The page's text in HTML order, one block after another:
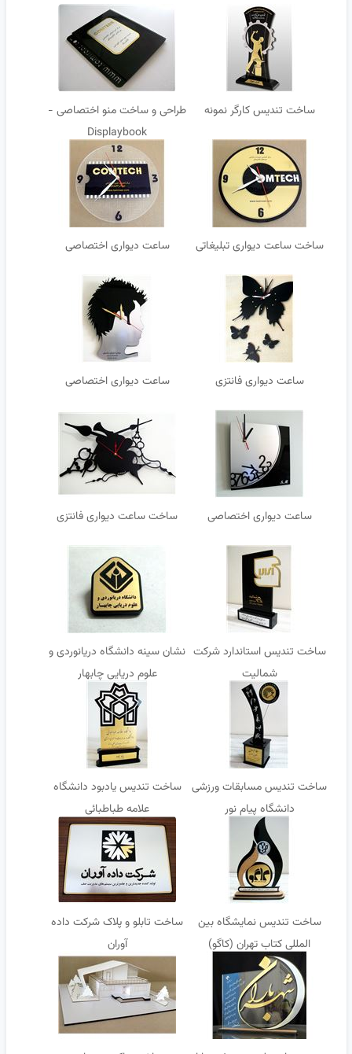
ساخت تندیس کارگر نمونه
طراحی و ساخت منو اختصاصی -
Displaybook
ساخت ساعت دیواری تبلیغاتی ساعت دیواری اختصاصی
ساعت دیواری فانتزی ساعت دیواری اختصاصی
ساعت دیواری اختصاصی ساخت ساعت دیواری فانتزی
ساخت تندیس استاندارد شرکت
شمالیت
نشان سینه دانشگاه دریانوردی و
علوم دریایی چابهار
ساخت تندیس مسابقات ورزشی
دانشگاه پیام نور
ساخت تندیس یادبود دانشگاه
علامه طباطبائی
ساخت تندیس نمایشگاه بین
المللی کتاب تهران (کاگو)
ساخت تابلو و پلاک شرکت داده
آوران